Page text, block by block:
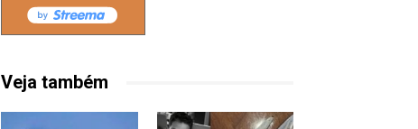
Veja também